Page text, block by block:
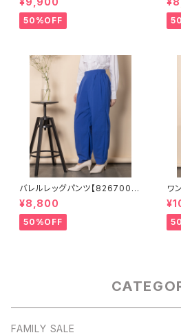
50%OFF
バレルレッグパンツ【826700
3】
¥8,800
50%OFF
ワ
01
FAMILY SALE